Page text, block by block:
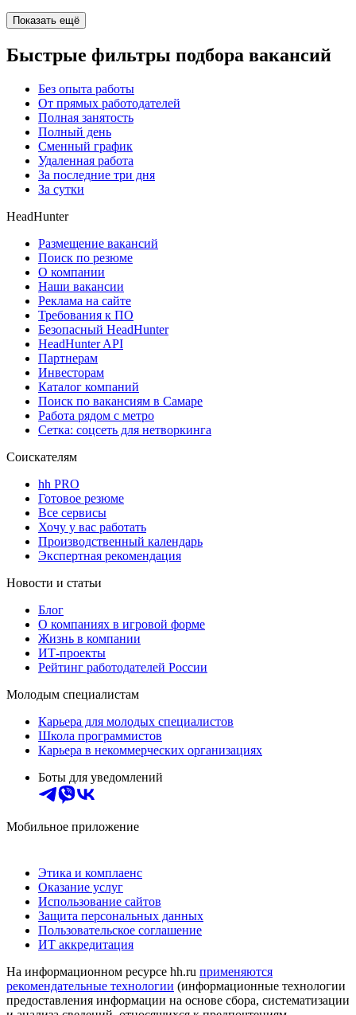
Показать ещё
Быстрые фильтры подбора вакансий
Без опыта работы
От прямых работодателей
Полная занятость
Полный день
Сменный график
Удаленная работа
За последние три дня
За сутки
HeadHunter
Размещение вакансий
Поиск по резюме
О компании
Наши вакансии
Реклама на сайте
Требования к ПО
Безопасный HeadHunter
HeadHunter API
Партнерам
Инвесторам
Каталог компаний
Поиск по вакансиям в Самаре
Работа рядом с метро
Сетка: соцсеть для нетворкинга
Соискателям
hh PRO
Готовое резюме
Все сервисы
Хочу у вас работать
Производственный календарь
Экспертная рекомендация
Новости и статьи
Блог
О компаниях в игровой форме
Жизнь в компании
ИТ-проекты
Рейтинг работодателей России
Молодым специалистам
Карьера для молодых специалистов
Школа программистов
Карьера в некоммерческих организациях
Боты для уведомлений
Мобильное приложение
Этика и комплаенс
Оказание услуг
Использование сайтов
Защита персональных данных
Пользовательское соглашение
ИТ аккредитация
На информационном ресурсе hh.ru применяются
рекомендательные технологии (информационные технологии
предоставления информации на основе сбора, систематизации